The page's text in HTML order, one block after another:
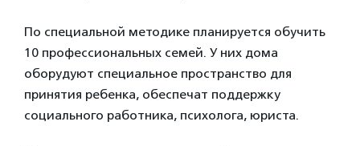
По специальной методике планируется обучить
10 профессиональных семей. У них дома
оборудуют специальное пространство для
принятия ребенка, обеспечат поддержку
социального работника, психолога, юриста.